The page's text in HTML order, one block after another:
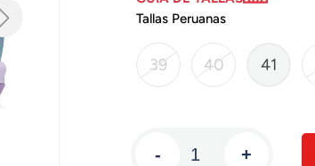
Tallas Peruanas
39 40 41
- +